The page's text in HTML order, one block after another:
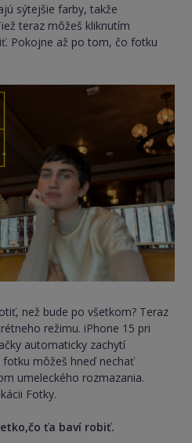
sýtejšie farby, takže
teraz môžeš kliknutím
Pokojne až po tom, čo fotku
než bude po všetkom? Teraz
režimu. iPhone 15 pri
automaticky zachytí
môžeš hneď nechať
umeleckého rozmazania.
Fotky.
ťa baví robiť.